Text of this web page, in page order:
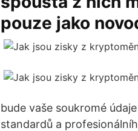
pouze jako
bude vaše soukromé
standardů a